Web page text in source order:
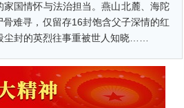
国情怀与法治担当。燕山北麓、海陀
难寻，仅留存16封饱含父子深情的红
尘封的英烈往事重被世人知晓……